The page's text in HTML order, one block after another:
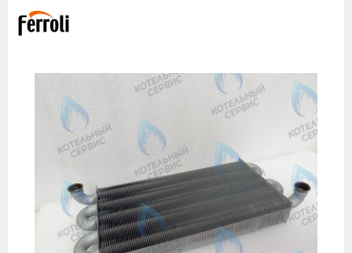
Изображения
товаров